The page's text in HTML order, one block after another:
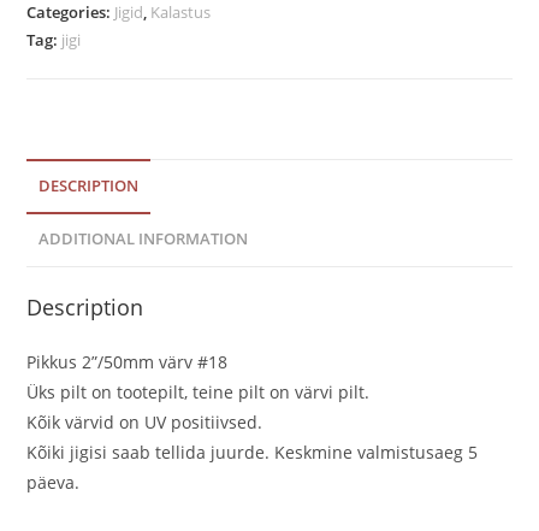
pakis
#18
Categories: Jigid, Kalastus
Tag: jigi
DESCRIPTION
ADDITIONAL INFORMATION
Description
Pikkus 2”/50mm värv #18
Üks pilt on tootepilt, teine pilt on värvi pilt.
Kõik värvid on UV positiivsed.
Kõiki jigisi saab tellida juurde. Keskmine valmistusaeg 5
päeva.